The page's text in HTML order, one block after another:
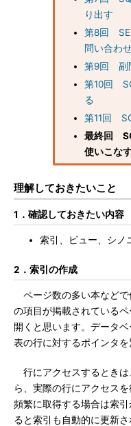
り出す
第8回
問い合わ
第9回 副
第10回
る
第11回
最終回
使いこな
理解しておきたいこと
1．確認しておきたい内容
索引、ビュー、シノ
2．索引の作成
ページ数の多い本などで
の項目が掲載されている
開くと思います。データ
表の行に対するポインタを
行にアクセスするときは
ら、実際の行にアクセス
頻繁に取得する場合は索
ると索引も自動的に更新